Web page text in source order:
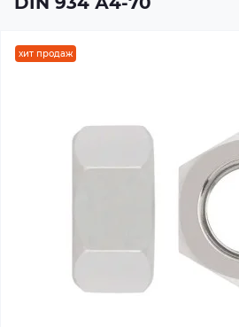
хит продаж